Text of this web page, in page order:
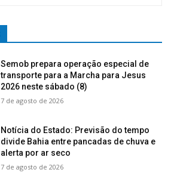
Semob prepara operação especial de
transporte para a Marcha para Jesus
2026 neste sábado (8)
7 de agosto de 2026
Notícia do Estado: Previsão do tempo
divide Bahia entre pancadas de chuva e
alerta por ar seco
7 de agosto de 2026